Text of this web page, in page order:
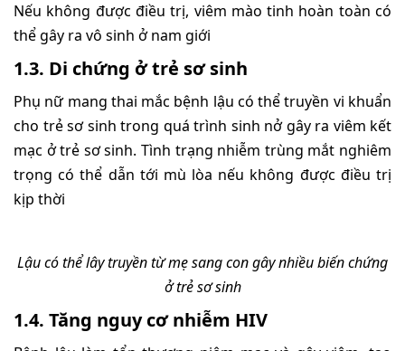
Nếu không được điều trị, viêm mào tinh hoàn toàn có
thể gây ra vô sinh ở nam giới
1.3. Di chứng ở trẻ sơ sinh
Phụ nữ mang thai mắc bệnh lậu có thể truyền vi khuẩn
cho trẻ sơ sinh trong quá trình sinh nở gây ra viêm kết
mạc ở trẻ sơ sinh. Tình trạng nhiễm trùng mắt nghiêm
trọng có thể dẫn tới mù lòa nếu không được điều trị
kịp thời
Lậu có thể lây truyền từ mẹ sang con gây nhiều biến chứng
ở trẻ sơ sinh
1.4. Tăng nguy cơ nhiễm HIV